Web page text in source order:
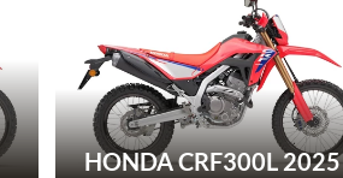
HONDA CRF300L 2025